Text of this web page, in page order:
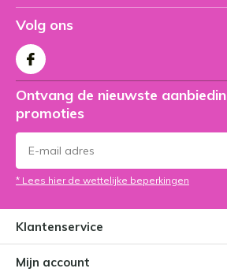
Volg ons
Ontvang de nieuwste
promoties
* Lees hier de wettelijke beperkingen
Klantenservice
Mijn account